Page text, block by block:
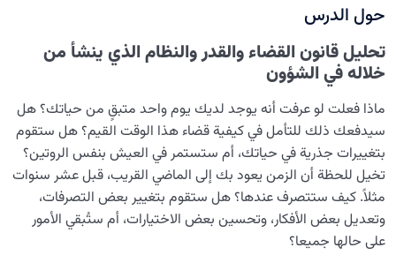
دور القدوة في حياة الإنسان
العلاقة بين الدنيا والآخرة 0/24
السنن الإلهية 0/20
“السنن الإلهية هي الصيغ والقواعد الرياضية التي تحكم الخلق”
ما هو قانون القضاء والقدر وما هو دوره في إقامة الارتباط بين
الأمور؟
ما هي العلاقة بين القضاء والقدر، و أين يتم تطبيق هذا
حول الدرس
تحليل قانون القضاء والقدر والنظام الذي ينشأ من
خلاله في الشؤون
ماذا فعلت لو عرفت أنه يوجد لديك يوم واحد متبقٍ من حياتك؟ هل
سيدفعك ذلك للتأمل في كيفية قضاء هذا الوقت القيم؟ هل ستقوم
بتغييرات جذرية في حياتك، أم ستستمر في العيش بنفس الروتين؟
تخيل للحظة أن الزمن يعود بك إلى الماضي القريب، قبل عشر سنوات
مثلاً. كيف ستتصرف عندها؟ هل ستقوم بتغيير بعض التصرفات،
وتعديل بعض الأفكار، وتحسين بعض الاختيارات، أم ستُبقي الأمور
على حالها جميعا؟